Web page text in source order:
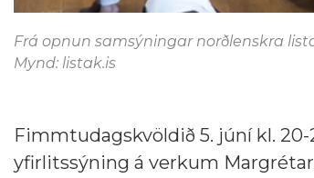
Frá opnun samsýningar norðlenskra
Mynd: listak.is
Fimmtudagskvöldið 5. júní kl.
yfirlitssýning á verkum